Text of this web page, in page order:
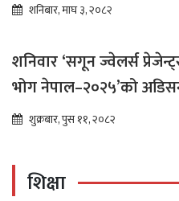
शनिबार, माघ ३, २०८२
शनिवार ‘सगून ज्वेलर्स
भोग नेपाल–२०२५’को
शुक्रबार, पुस ११, २०८२
शिक्षा